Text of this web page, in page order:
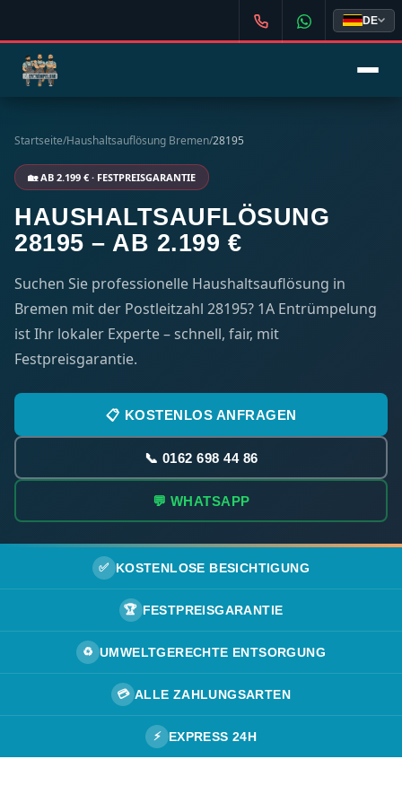
DE
Startseite/Haushaltsauflösung Bremen/28195
🏡 AB 2.199 € · FESTPREISGARANTIE
HAUSHALTSAUFLÖSUNG
28195 – AB 2.199 €
Suchen Sie professionelle Haushaltsauflösung in
Bremen mit der Postleitzahl 28195? 1A Entrümpelung
ist Ihr lokaler Experte – schnell, fair, mit
Festpreisgarantie.
📋 KOSTENLOS ANFRAGEN
📞 0162 698 44 86
💬 WHATSAPP
✅ KOSTENLOSE BESICHTIGUNG
🏆 FESTPREISGARANTIE
♻️ UMWELTGERECHTE ENTSORGUNG
💳 ALLE ZAHLUNGSARTEN
⚡ EXPRESS 24H